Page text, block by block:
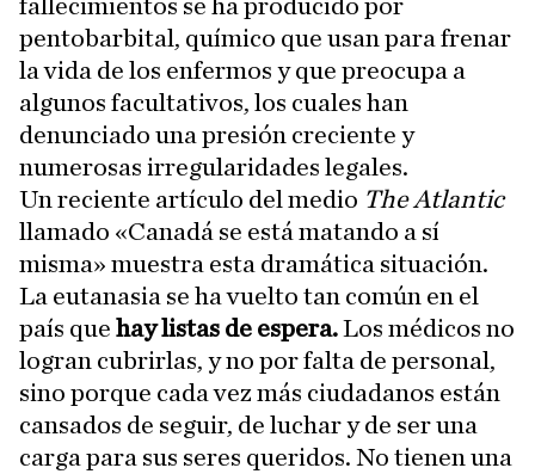
fallecimientos se ha producido por
pentobarbital, químico que usan para frenar
la vida de los enfermos y que preocupa a
algunos facultativos, los cuales han
denunciado una presión creciente y
numerosas irregularidades legales.
Un reciente artículo del medio The Atlantic
llamado «Canadá se está matando a sí
misma» muestra esta dramática situación.
La eutanasia se ha vuelto tan común en el
país que hay listas de espera.Los médicos no
logran cubrirlas, y no por falta de personal,
sino porque cada vez más ciudadanos están
cansados de seguir, de luchar y de ser una
carga para sus seres queridos. No tienen una